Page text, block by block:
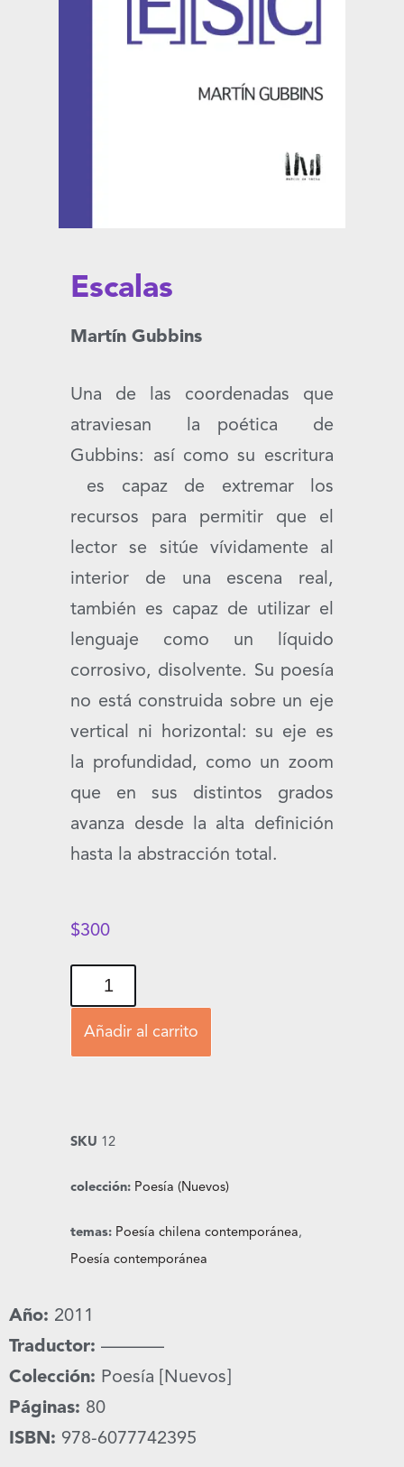
Escalas
Martín Gubbins
Una de las coordenadas que
atraviesan la poética de
Gubbins: así como su escritura
es capaz de extremar los
recursos para permitir que el
lector se sitúe vívidamente al
interior de una escena real,
también es capaz de utilizar el
lenguaje como un líquido
corrosivo, disolvente. Su poesía
no está construida sobre un eje
vertical ni horizontal: su eje es
la profundidad, como un zoom
que en sus distintos grados
avanza desde la alta definición
hasta la abstracción total.
$300
Añadir al carrito
SKU 12
colección: Poesía (Nuevos)
temas: Poesía chilena contemporánea,
Poesía contemporánea
Año: 2011
Traductor: ———–
Colección: Poesía [Nuevos]
Páginas: 80
ISBN: 978-6077742395